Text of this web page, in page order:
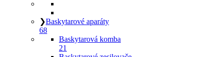
❯Baskytarové aparáty
68
Baskytarová komba
21